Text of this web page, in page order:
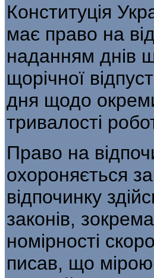
Конституція
має право на
наданням днів
щорічної
дня щодо
тривалості
Право на
охороняється
відпочинку
законів,
номірності
писав, що